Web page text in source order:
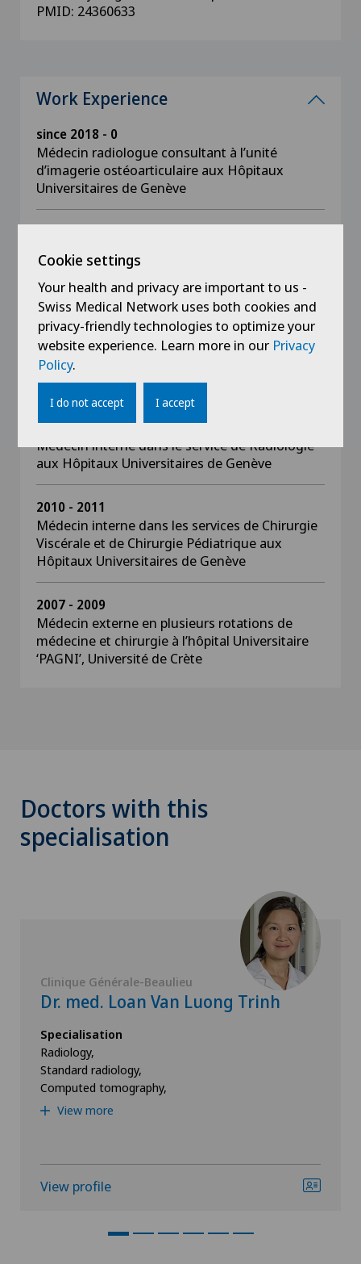
PMID: 24360633
Work Experience
since 2018 - 0
Médecin radiologue consultant à l’unité
d’imagerie ostéoarticulaire aux Hôpitaux
Universitaires de Genève
Médecin radiologue (imagerie ostéoarticulaire
et radiologie générale) à la clinique Générale
Beaulieu
2015 - 2018
Médecin chef de clinique à l’unité d’imagerie
ostéoarticulaire, dans le service de Radiologie
aux Hôpitaux Universitaires de Genève
2011 - 2015
Médecin interne dans le service de Radiologie
aux Hôpitaux Universitaires de Genève
2010 - 2011
Médecin interne dans les services de Chirurgie
Viscérale et de Chirurgie Pédiatrique aux
Hôpitaux Universitaires de Genève
2007 - 2009
Médecin externe en plusieurs rotations de
médecine et chirurgie à l’hôpital Universitaire
‘PAGNI’, Université de Crète
Doctors with this
specialisation
Clinique Générale-Beaulieu
Dr. med. Loan Van Luong Trinh
Specialisation
Radiology,
Standard radiology,
Computed tomography,
View more
View profile
Cookie settings
Your health and privacy are important to us -
Swiss Medical Network uses both cookies and
privacy-friendly technologies to optimize your
website experience. Learn more in our Privacy
Policy.
I do not accept I accept